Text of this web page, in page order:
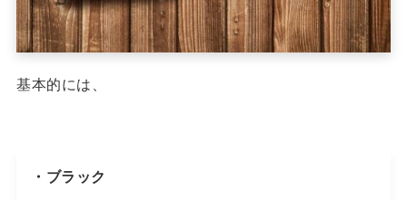
基本的には、
・ブラック